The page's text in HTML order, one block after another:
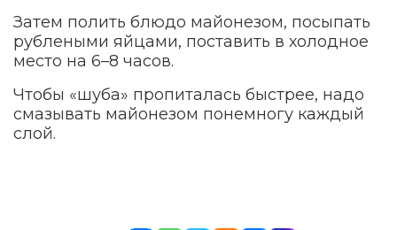
Затем полить блюдо майонезом, посыпать
рублеными яйцами, поставить в холодное
место на 6–8 часов.
Чтобы «шуба» пропиталась быстрее, надо
смазывать майонезом понемногу каждый
слой.